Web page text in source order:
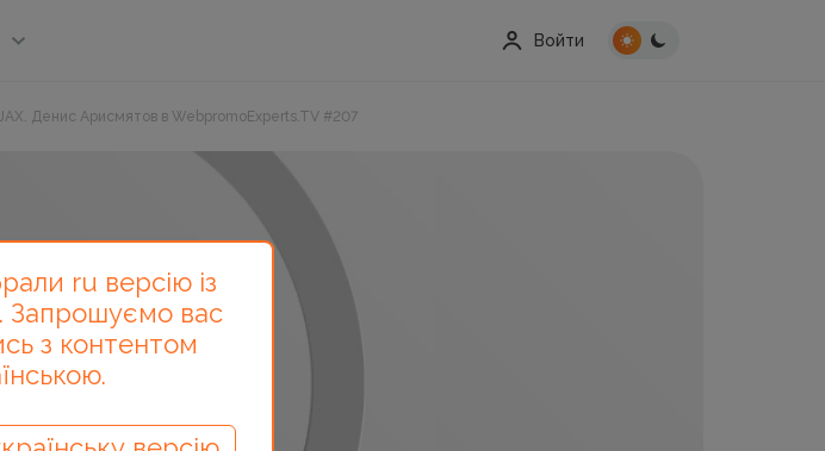
Войти
Денис Арисмятов в WebpromoExperts.TV #207
ru версію із
Запрошуємо вас
з контентом